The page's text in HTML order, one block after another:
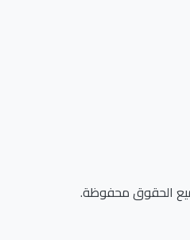
محفوظة.